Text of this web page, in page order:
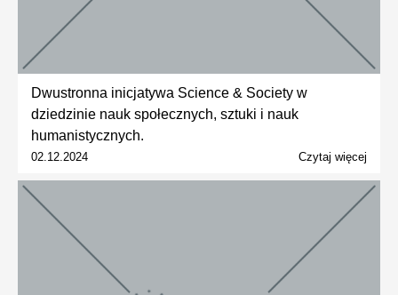
Dwustronna inicjatywa Science & Society w
dziedzinie nauk społecznych, sztuki i nauk
humanistycznych.
02.12.2024 Czytaj więcej